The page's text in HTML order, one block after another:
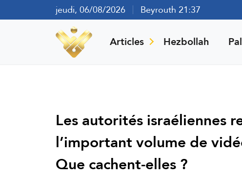
jeudi, 06/08/2026 Beyrouth 21:37
Articles Hezbollah
Les autorités israéliennes
l’important volume de
Que cachent-elles ?